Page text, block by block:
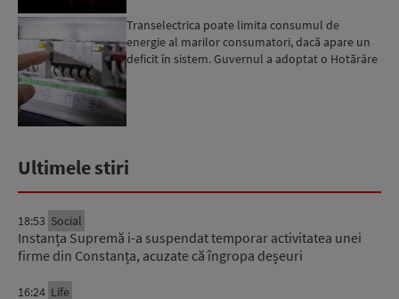
Transelectrica poate limita consumul de
energie al marilor consumatori, dacă apare un
deficit în sistem. Guvernul a adoptat o Hotărâre
Ultimele stiri
18:53 Social
Instanța Supremă i-a suspendat temporar activitatea unei
firme din Constanța, acuzate că îngropa deșeuri
16:24 Life